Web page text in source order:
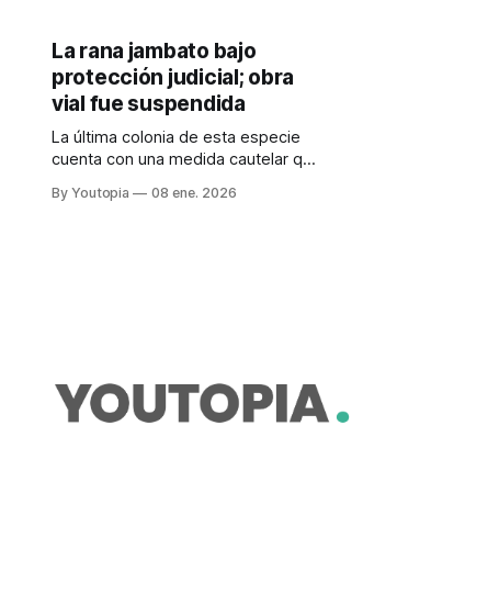
La rana jambato bajo
protección judicial; obra
vial fue suspendida
La última colonia de esta especie
cuenta con una medida cautelar que
la carretera Pasapungo-Angamarca-
By Youtopia 08 ene. 2026